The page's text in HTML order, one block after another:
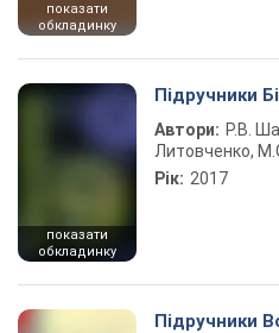
показати
обкладинку
показати
обкладинку
Підручники
Автори: Р.В.
Литовченко,
Рік: 2017
Підручники